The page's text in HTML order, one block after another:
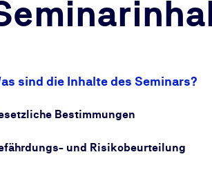
sind die Inhalte des Seminars?
Bestimmungen
und Risikobeurteilung